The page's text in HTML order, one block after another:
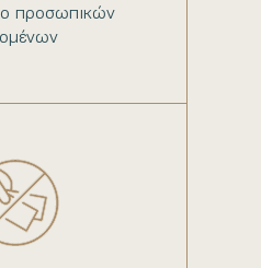
προσωπικών